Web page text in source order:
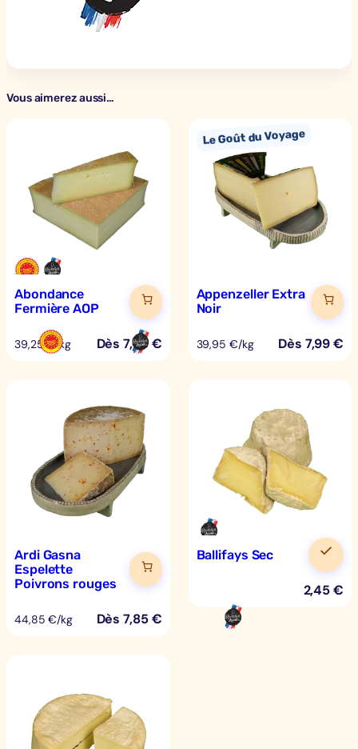
Vous aimerez aussi…
Abondance
Fermière AOP
39,25 €/kg Dès7,85€
Appenzeller Extra
Noir
39,95 €/kg Dès 7,99€
Ardi Gasna
Espelette
Poivrons rouges
44,85 €/kg Dès7,85€
Ballifays Sec
2,45€